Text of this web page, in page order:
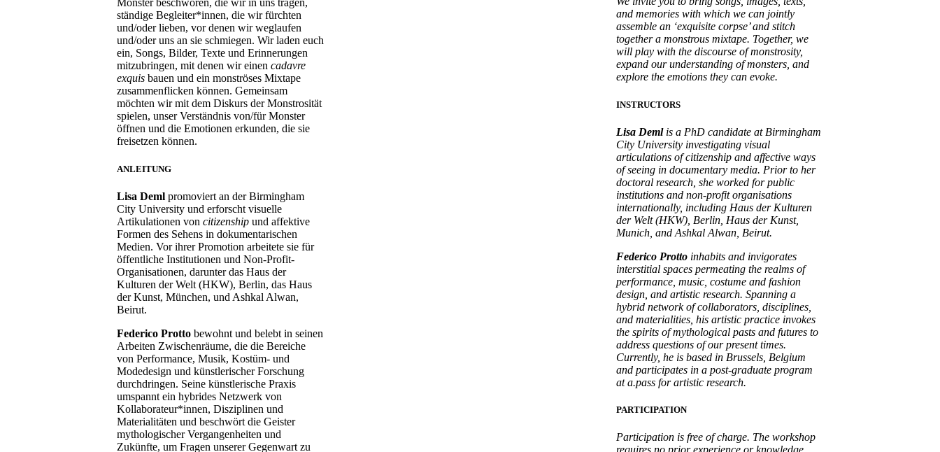
Monster beschwören, die wir in uns tragen,
ständige Begleiter*innen, die wir fürchten
und/oder lieben, vor denen wir weglaufen
und/oder uns an sie schmiegen. Wir laden euch
ein, Songs, Bilder, Texte und Erinnerungen
mitzubringen, mit denen wir einen cadavre
exquis bauen und ein monströses Mixtape
zusammenflicken können. Gemeinsam
möchten wir mit dem Diskurs der Monstrosität
spielen, unser Verständnis von/für Monster
öffnen und die Emotionen erkunden, die sie
freisetzen können.
ANLEITUNG
Lisa Deml promoviert an der Birmingham
City University und erforscht visuelle
Artikulationen von citizenship und affektive
Formen des Sehens in dokumentarischen
Medien. Vor ihrer Promotion arbeitete sie für
öffentliche Institutionen und Non-Profit-
Organisationen, darunter das Haus der
Kulturen der Welt (HKW), Berlin, das Haus
der Kunst, München, und Ashkal Alwan,
Beirut.
Federico Protto bewohnt und belebt in seinen
Arbeiten Zwischenräume, die die Bereiche
von Performance, Musik, Kostüm- und
Modedesign und künstlerischer Forschung
durchdringen. Seine künstlerische Praxis
umspannt ein hybrides Netzwerk von
Kollaborateur*innen, Disziplinen und
Materialitäten und beschwört die Geister
mythologischer Vergangenheiten und
Zukünfte, um Fragen unserer Gegenwart zu
and memories with which we can jointly
assemble an ‘exquisite corpse’ and stitch
together a monstrous mixtape. Together, we
will play with the discourse of monstrosity,
expand our understanding of monsters, and
explore the emotions they can evoke.
INSTRUCTORS
Lisa Demlis a PhD candidate at Birmingham
City University investigating visual
articulations of citizenship and affective ways
of seeing in documentary media. Prior to her
doctoral research, she worked for public
institutions and non-profit organisations
internationally, including Haus der Kulturen
der Welt (HKW), Berlin, Haus der Kunst,
Munich, and Ashkal Alwan, Beirut.
Federico Prottoinhabits and invigorates
interstitial spaces permeating the realms of
performance, music, costume and fashion
design, and artistic research. Spanning a
hybrid network of collaborators, disciplines,
and materialities, his artistic practice invokes
the spirits of mythological pasts and futures to
address questions of our present times.
Currently, he is based in Brussels, Belgium
and participates in a post-graduate program
at a.pass for artistic research.
PARTICIPATION
Participation is free of charge. The workshop
requires no prior experience or knowledge.